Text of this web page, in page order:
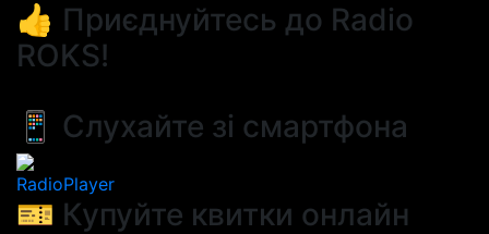
👍 Приєднуйтесь до Radio
ROKS!
📱 Слухайте зі смартфона
RadioPlayer
🎫 Купуйте квитки онлайн